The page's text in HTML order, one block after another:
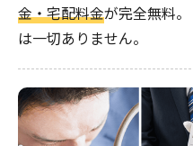
金・宅配料金が完全無料。
は一切ありません。